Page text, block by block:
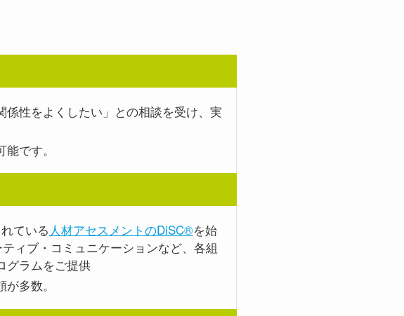
性をよくしたい」との相談を受け、実
です。
ている 人材アセスメントのDiSC®を始
ィブ・コミュニケーションなど、各組
グラムをご提供
多数。